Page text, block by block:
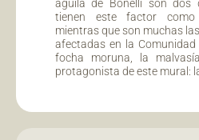
águila de Bonelli son dos
tienen este factor como
mientras que son muchas
afectadas en la
focha moruna, la
protagonista de este mural: